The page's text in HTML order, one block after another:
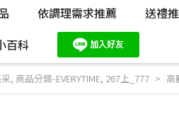
依調理需求推薦 送禮
百科
, 商品分類-EVERYTIME, 267上_777 高